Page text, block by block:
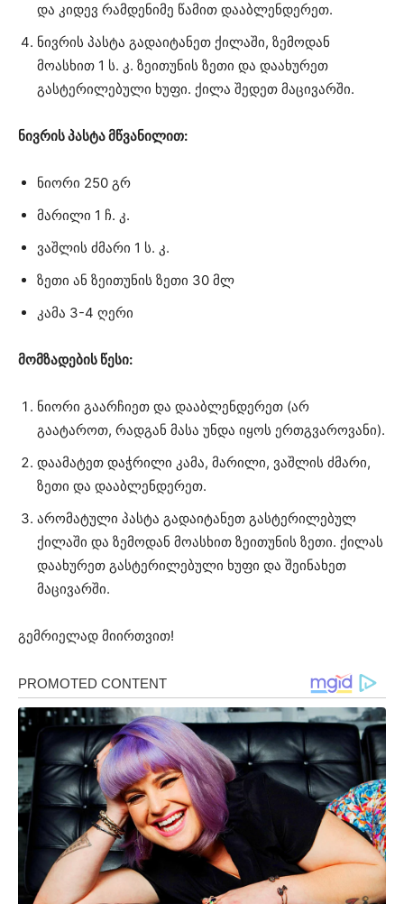
და კიდევ რამდენიმე წამით დააბლენდერეთ.
ნივრის პასტა გადაიტანეთ ქილაში, ზემოდან
მოასხით 1 ს. კ. ზეითუნის ზეთი და დაახურეთ
გასტერილებული ხუფი. ქილა შედეთ მაცივარში.
ნივრის პასტა მწვანილით:
ნიორი 250 გრ
მარილი 1 ჩ. კ.
ვაშლის ძმარი 1 ს. კ.
ზეთი ან ზეითუნის ზეთი 30 მლ
კამა 3-4 ღერი
მომზადების წესი:
ნიორი გაარჩიეთ და დააბლენდერეთ (არ
გაატაროთ, რადგან მასა უნდა იყოს ერთგვაროვანი).
დაამატეთ დაჭრილი კამა, მარილი, ვაშლის ძმარი,
ზეთი და დააბლენდერეთ.
არომატული პასტა გადაიტანეთ გასტერილებულ
ქილაში და ზემოდან მოასხით ზეითუნის ზეთი. ქილას
დაახურეთ გასტერილებული ხუფი და შეინახეთ
მაცივარში.
გემრიელად მიირთვით!